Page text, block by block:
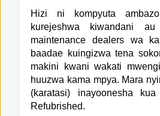
Hizi ni kompyuta
kurejeshwa kiwandani
maintenance dealers wa
baadae kuingizwa tena
makini kwani wakati
huuzwa kama mpya. Mara
(karatasi) inayoonesha
Refubrished.